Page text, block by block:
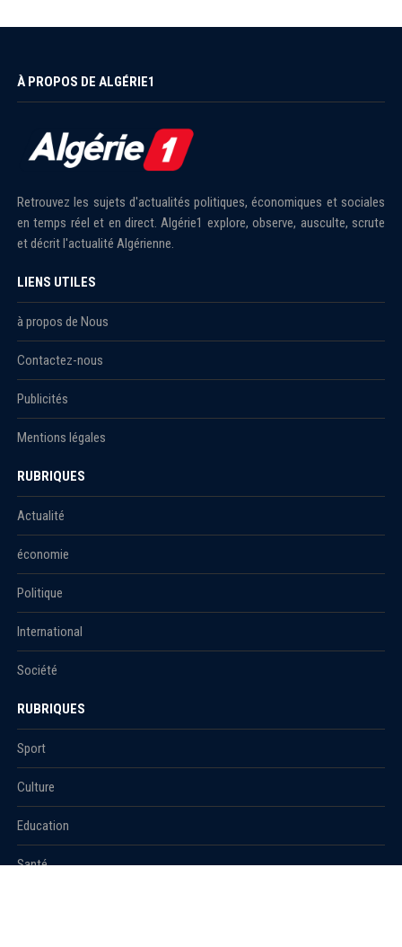
À PROPOS DE ALGÉRIE1
Retrouvez les sujets d'actualités politiques, économiques et sociales
en temps réel et en direct. Algérie1 explore, observe, ausculte, scrute
et décrit l'actualité Algérienne.
LIENS UTILES
à propos de Nous
Contactez-nous
Publicités
Mentions légales
RUBRIQUES
Actualité
économie
Politique
International
Société
RUBRIQUES
Sport
Culture
Education
Santé